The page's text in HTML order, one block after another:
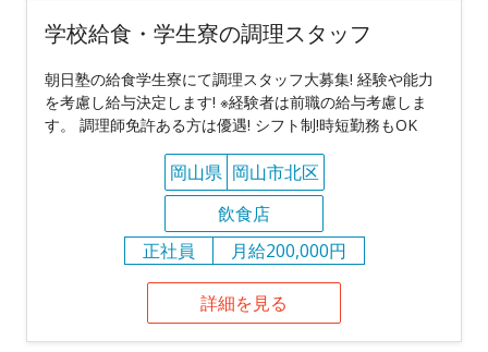
学校給食・学生寮の調理スタッフ
朝日塾の給食学生寮にて調理スタッフ大募集! 経験や能力
を考慮し給与決定します! ※経験者は前職の給与考慮しま
す。 調理師免許ある方は優遇! シフト制!時短勤務もOK
岡山県 岡山市北区
飲食店
正社員
月給200,000円
詳細を見る